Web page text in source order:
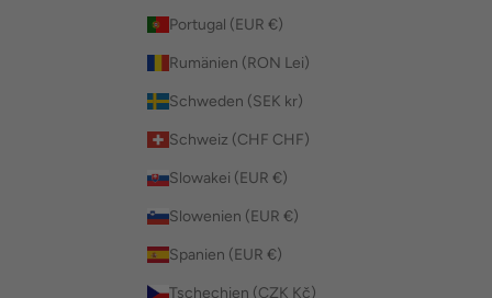
Portugal (EUR €)
Rumänien (RON Lei)
Schweden (SEK kr)
Schweiz (CHF CHF)
Slowakei (EUR €)
Slowenien (EUR €)
Spanien (EUR €)
Tschechien (CZK Kč)